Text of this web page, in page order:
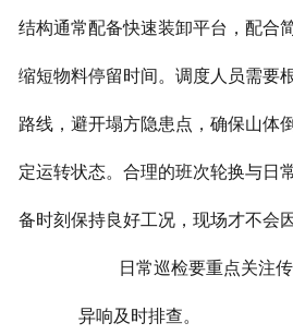
结构通常配备快速装卸平台，配合
缩短物料停留时间。调度人员需要
路线，避开塌方隐患点，确保山体
定运转状态。合理的班次轮换与日
备时刻保持良好工况，现场才不会
日常巡检要重点关注
异响及时排查。